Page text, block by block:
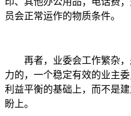
员会正常运作的物质条件。
再者，业委会工作繁杂
力的，一个稳定有效的业主
利益平衡的基础上，而不是
盼上。